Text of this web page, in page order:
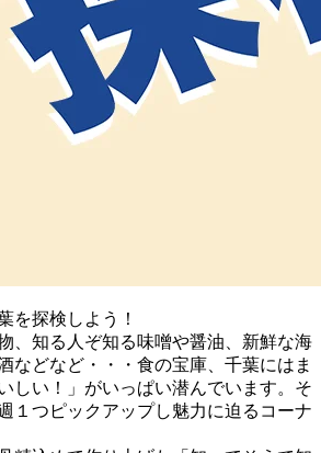
を探検しよう！
、知る人ぞ知る味噌や醤油、新鮮な海
などなど・・・食の宝庫、千葉にはま
しい！」がいっぱい潜んでいます。そ
１つピックアップし魅力に迫るコーナ